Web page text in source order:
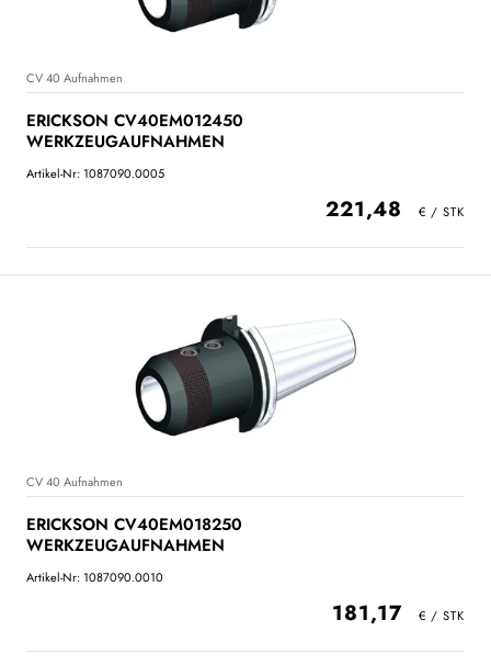
CV 40 Aufnahmen
ERICKSON CV40EM012450
WERKZEUGAUFNAHMEN
Artikel-Nr: 1087090.0005
221,48
CV 40 Aufnahmen
ERICKSON CV40EM018250
WERKZEUGAUFNAHMEN
Artikel-Nr: 1087090.0010
181,17